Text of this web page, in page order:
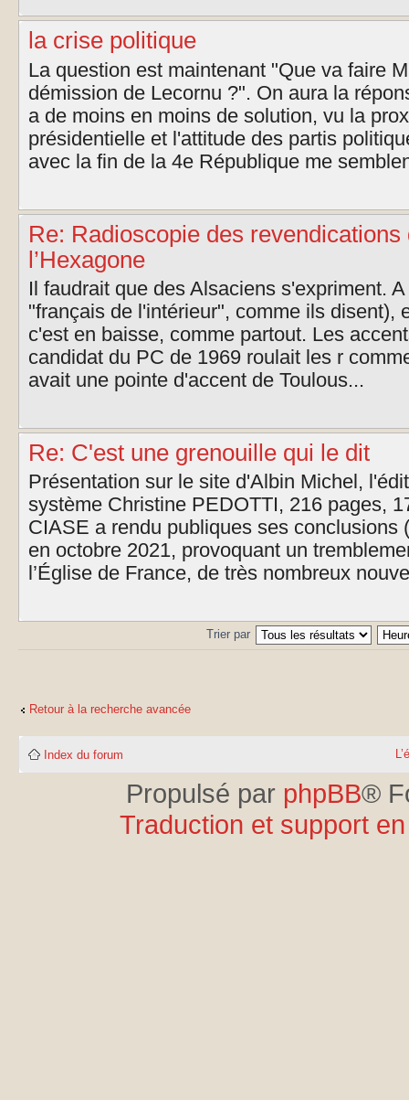
la crise politique
La question est maintenant "Que va faire
démission de Lecornu ?". On aura la
a de moins en moins de solution, vu la
présidentielle et l'attitude des partis
avec la fin de la 4e République me
Re: Radioscopie des revendications
l’Hexagone
Il faudrait que des Alsaciens s'expriment.
"français de l'intérieur", comme ils disent),
c'est en baisse, comme partout. Les
candidat du PC de 1969 roulait les r
avait une pointe d'accent de Toulous...
Re: C'est une grenouille qui le dit
Présentation sur le site d'Albin Michel,
système Christine PEDOTTI, 216 pages,
CIASE a rendu publiques ses conclusions
en octobre 2021, provoquant un
l’Église de France, de très nombreux
Trier par
Retour à la recherche avancée
Index du forum
Propulsé par phpBB®
Traduction et support